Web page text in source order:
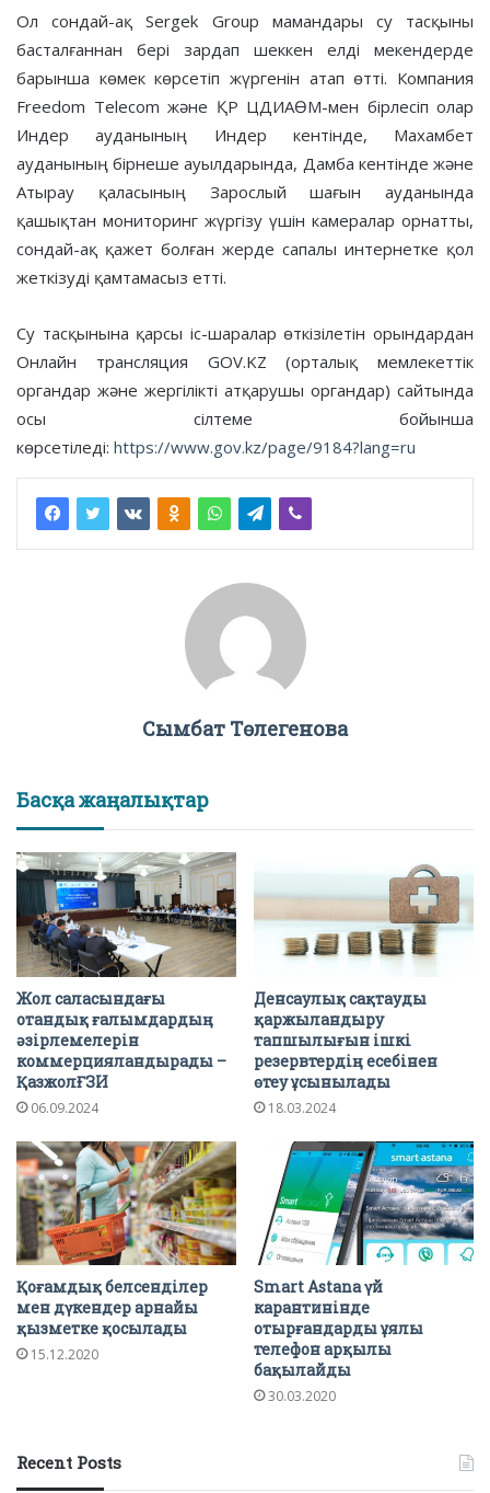
Ол сондай-ақ Sergek Group мамандары су тасқыны
басталғаннан бері зардап шеккен елді мекендерде
барынша көмек көрсетіп жүргенін атап өтті. Компания
Freedom Telecom және ҚР ЦДИАӨМ-мен бірлесіп олар
Индер ауданының Индер кентінде, Махамбет
ауданының бірнеше ауылдарында, Дамба кентінде және
Атырау қаласының Зарослый шағын ауданында
қашықтан мониторинг жүргізу үшін камералар орнатты,
сондай-ақ қажет болған жерде сапалы интернетке қол
жеткізуді қамтамасыз етті.
Су тасқынына қарсы іс-шаралар өткізілетін орындардан
Онлайн трансляция GOV.KZ (орталық мемлекеттік
органдар және жергілікті атқарушы органдар) сайтында
осы сілтеме бойынша
көрсетіледі: https://www.gov.kz/page/9184?lang=ru
Сымбат Төлегенова
Басқа жаңалықтар
Жол саласындағы
отандық ғалымдардың
әзірлемелерін
коммерцияландырады –
ҚазжолҒЗИ
06.09.2024
Денсаулық сақтауды
қаржыландыру
тапшылығын ішкі
резервтердің есебінен
өтеу ұсынылады
18.03.2024
Қоғамдық белсенділер
мен дүкендер арнайы
қызметке қосылады
15.12.2020
Smart Astana үй
карантинінде
отырғандарды ұялы
телефон арқылы
бақылайды
30.03.2020
Recent Posts